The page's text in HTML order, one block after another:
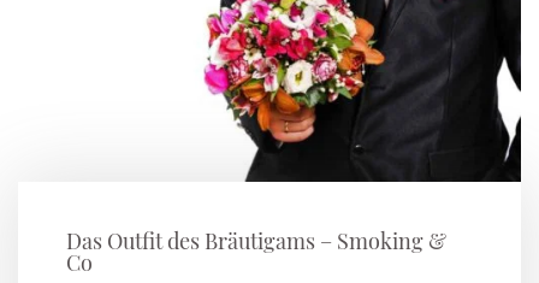
Das Outfit des Bräutigams – Smoking &
Co